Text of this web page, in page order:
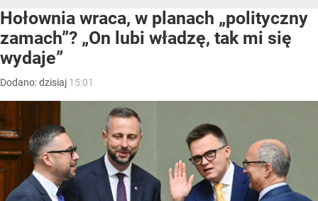
Hołownia wraca, w planach „polityczny
zamach”? „On lubi władzę, tak mi się
wydaje”
Dodano:dzisiaj 15:01